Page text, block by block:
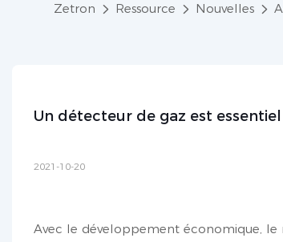
Zetron Ressource Nouvelles
Un détecteur de gaz est
2021-10-20
Avec le développement économique, le